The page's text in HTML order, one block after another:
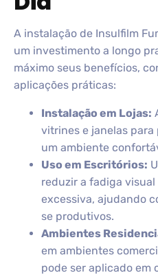
A instalação de Insulfilm
um investimento a longo
máximo seus benefícios,
aplicações práticas:
Instalação em Lojas:
vitrines e janelas
um ambiente
Uso em Escritórios:
reduzir a fadiga
excessiva, ajudando
se produtivos.
Ambientes
em ambientes
pode ser aplicado em